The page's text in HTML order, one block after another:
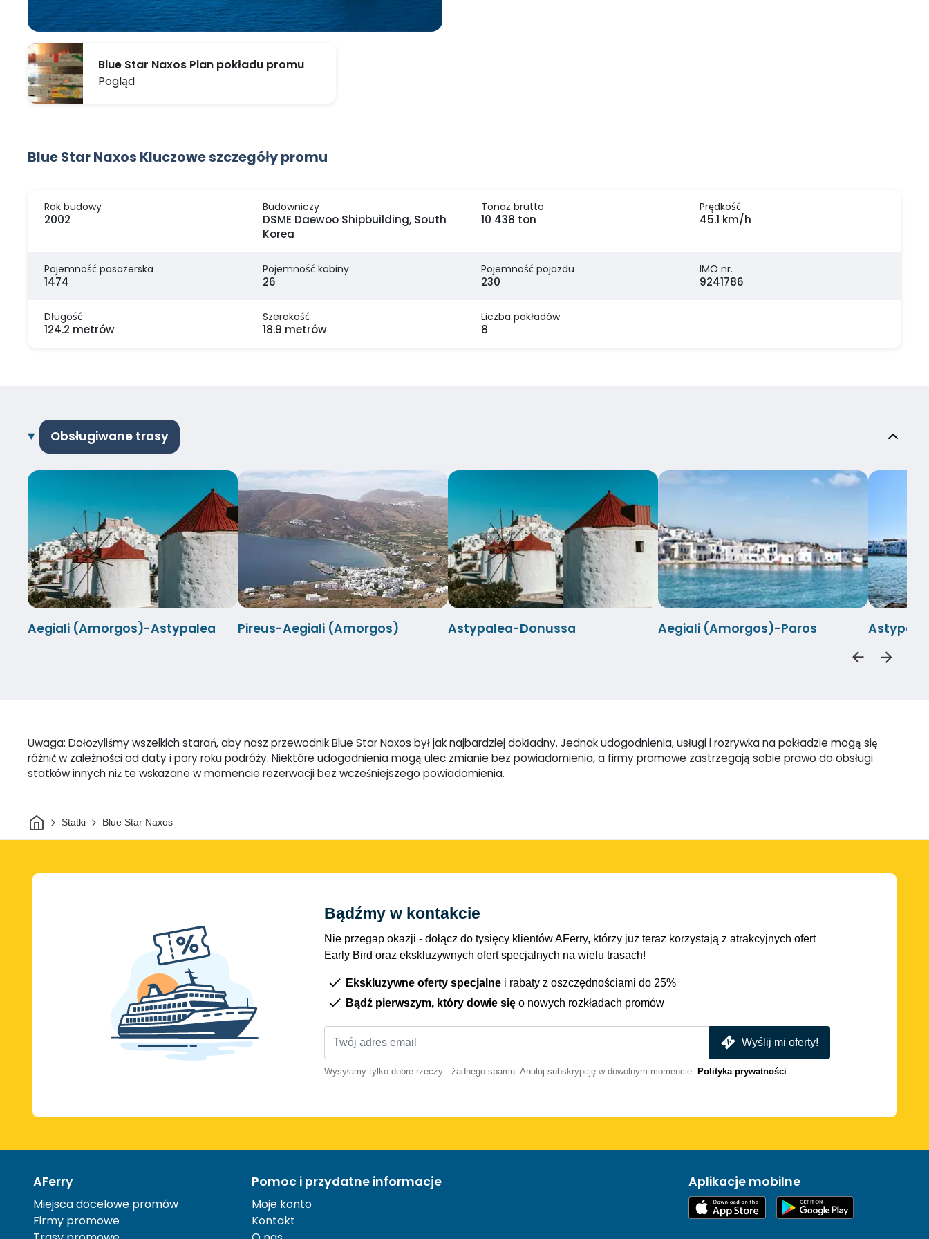
Blue Star Naxos Plan pokładu promu
Pogląd
Blue Star Naxos Kluczowe szczegóły promu
Rok budowy
2002
Budowniczy
DSME Daewoo Shipbuilding, South
Korea
Tonaż brutto
10 438 ton
Prędkość
45.1 km/h
Pojemność pasażerska
1474
Pojemność kabiny
26
Pojemność pojazdu
230
IMO nr.
9241786
Długość
124.2 metrów
Szerokość
18.9 metrów
Liczba pokładów
8
Obsługiwane trasy
Aegiali (Amorgos)-Astypalea Pireus-Aegiali (Amorgos) Astypalea-Donussa Aegiali (Amorgos)-Paros
Uwaga: Dołożyliśmy wszelkich starań, aby nasz przewodnik Blue Star Naxos był jak najbardziej dokładny. Jednak udogodnienia, usługi i rozrywka na pokładzie mogą się
różnić w zależności od daty i pory roku podróży. Niektóre udogodnienia mogą ulec zmianie bez powiadomienia, a firmy promowe zastrzegają sobie prawo do obsługi
statków innych niż te wskazane w momencie rezerwacji bez wcześniejszego powiadomienia.
DomStatki Blue Star Naxos
Bądźmy w kontakcie
Nie przegap okazji - dołącz do tysięcy klientów AFerry, którzy już teraz korzystają z atrakcyjnych ofert
Early Bird oraz ekskluzywnych ofert specjalnych na wielu trasach!
Ekskluzywne oferty specjalne i rabaty z oszczędnościami do 25%
Bądź pierwszym, który dowie się o nowych rozkładach promów
Wyślij mi oferty!
Wysyłamy tylko dobre rzeczy - żadnego spamu. Anuluj subskrypcję w dowolnym momencie. Polityka prywatności
AFerry
Miejsca docelowe promów
Firmy promowe
Pomoc i przydatne informacje
Moje konto
Kontakt
Aplikacje mobilne